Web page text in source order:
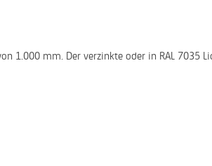
1.000 mm. Der verzinkte oder in RAL